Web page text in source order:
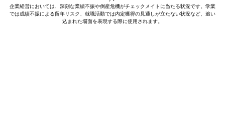
企業経営においては、深刻な業績不振や倒産危機がチェックメイトに当たる状況です。学業
では成績不振による留年リスク、就職活動では内定獲得の見通しが立たない状況など、追い
込まれた場面を表現する際に使用されます。